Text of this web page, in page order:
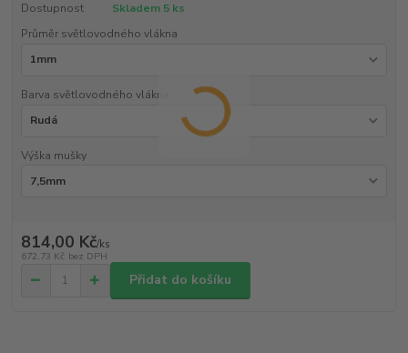
Dostupnost
Skladem 5 ks
Průměr světlovodného vlákna
Barva světlovodného vlákna
Výška mušky
814,00 Kč/ks
672,73 Kč bez DPH
Přidat do košíku